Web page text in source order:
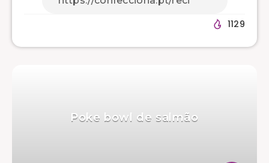
1129
Poke bowl de salmão